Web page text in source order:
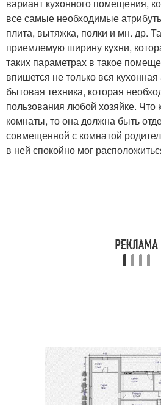
вариант кухонного помещения,
все самые необходимые
плита, вытяжка, полки и мн. др.
приемлемую ширину кухни,
таких параметрах в такое
впишется не только вся кухонная
бытовая техника, которая
пользования любой хозяйке. Что
комнаты, то она должна быть
совмещенной с комнатой
в ней спокойно мог